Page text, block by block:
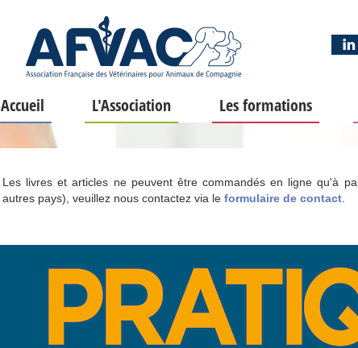
Accueil L'Association Les formations
Les livres et articles ne peuvent être commandés en ligne qu'à
autres pays), veuillez nous contactez via le formulaire de contact